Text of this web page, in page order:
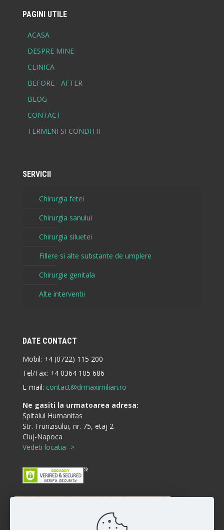
PAGINI UTILE
ACASA
DESPRE MINE
CLINICA
BEFORE - AFTER
BLOG
CONTACT
TERMENI SI CONDITII
SERVICII
Chirurgia fetei
Chirurgia sanului
Chirurgia siluetei
Fillere si alte substante de umplere
Chirurgie genitala
Alte interventii
DATE CONTACT
Mobil: +4 (0722) 115 200
Tel/Fax: +4 0364 105 686
E-mail: contact@drmaximilian.ro
Ne gasiti la urmatoarea adresa:
Spitalul Humanitas
Str. Frunzisului, nr. 75, etaj 2
Cluj-Napoca
Vedeti locatia ->
Buna ziua! Cum va putem ajuta?